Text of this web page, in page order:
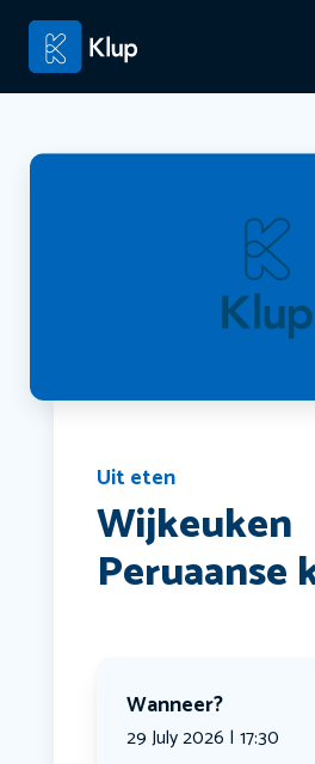
Uit eten
Wijkeuken
Peruaanse
Wanneer?
29 July 2026 | 17:30